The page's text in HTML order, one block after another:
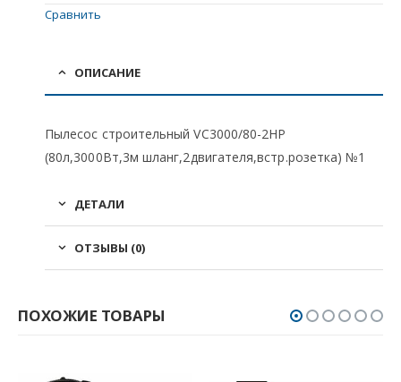
Сравнить
ОПИСАНИЕ
Пылесос строительный VC3000/80-2HP
(80л,3000Вт,3м шланг,2двигателя,встр.розетка) №1
ДЕТАЛИ
ОТЗЫВЫ (0)
ПОХОЖИЕ ТОВАРЫ